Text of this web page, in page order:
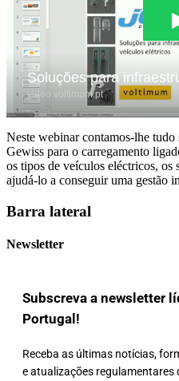
Neste webinar contamos-lhe
Gewiss para o carregamento
os tipos de veículos eléctricos, os
ajudá-lo a conseguir uma gestão
Barra lateral
Newsletter
Subscreva a newsletter
Portugal!
Receba as últimas notícias,
e atualizações regulamentares